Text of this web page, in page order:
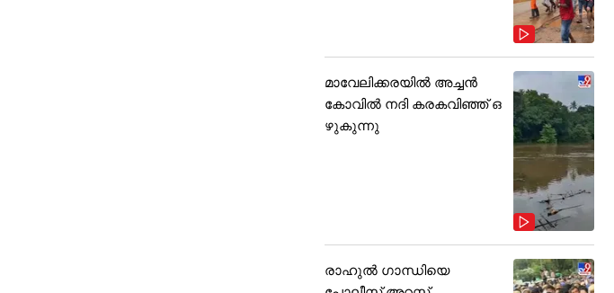
മാവേലിക്കരയിൽ അച്ചൻ
കോവിൽ നദി കരകവിഞ്ഞ് ഒ
ഴുകുന്നു
രാഹുൽ ഗാന്ധിയെ